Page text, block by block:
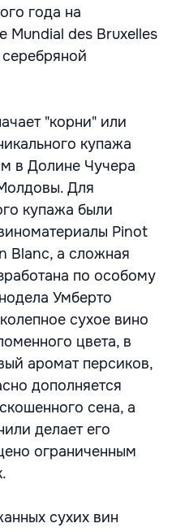
года на
Mundial des Bruxelles
"корни" или
купажа
в Долине Чучера
Для
купажа были
Pinot
Blanc, а сложная
по особому
Умберто
сухое вино
цвета, в
аромат персиков,
дополняется
сена, а
делает его
ограниченным
сухих вин